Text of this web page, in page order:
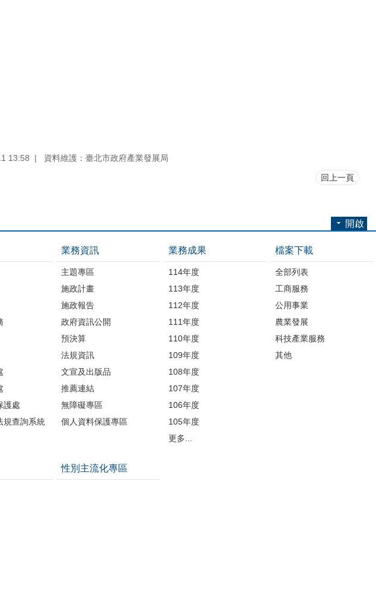
13:58 資料維護：臺北市政府產業發展局
回上一頁
開啟
護處
規查詢系統
業務資訊
主題專區
施政計畫
施政報告
政府資訊公開
預決算
法規資訊
文宣及出版品
推薦連結
無障礙專區
個人資料保護專區
業務成果
114年度
113年度
112年度
111年度
110年度
109年度
108年度
107年度
106年度
105年度
更多...
檔案下載
全部列表
工商服務
公用事業
農業發展
科技產業服務
其他
性別主流化專區